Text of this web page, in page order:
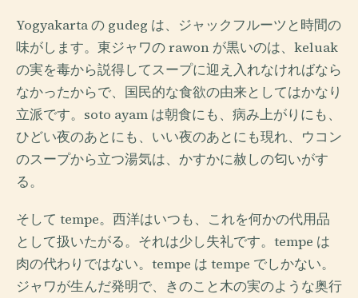
Yogyakarta の gudeg は、ジャックフルーツと時間の
味がします。東ジャワの rawon が黒いのは、keluak
の実を毒から説得してスープに迎え入れなければなら
なかったからで、国民的な食欲の由来としてはかなり
立派です。soto ayam は朝食にも、病み上がりにも、
ひどい夜のあとにも、いい夜のあとにも現れ、ウコン
のスープから立つ湯気は、かすかに赦しの匂いがす
る。
そして tempe。西洋はいつも、これを何かの代用品
として扱いたがる。それは少し失礼です。tempe は
肉の代わりではない。tempe は tempe でしかない。
ジャワが生んだ発明で、きのこと木の実のような奥行